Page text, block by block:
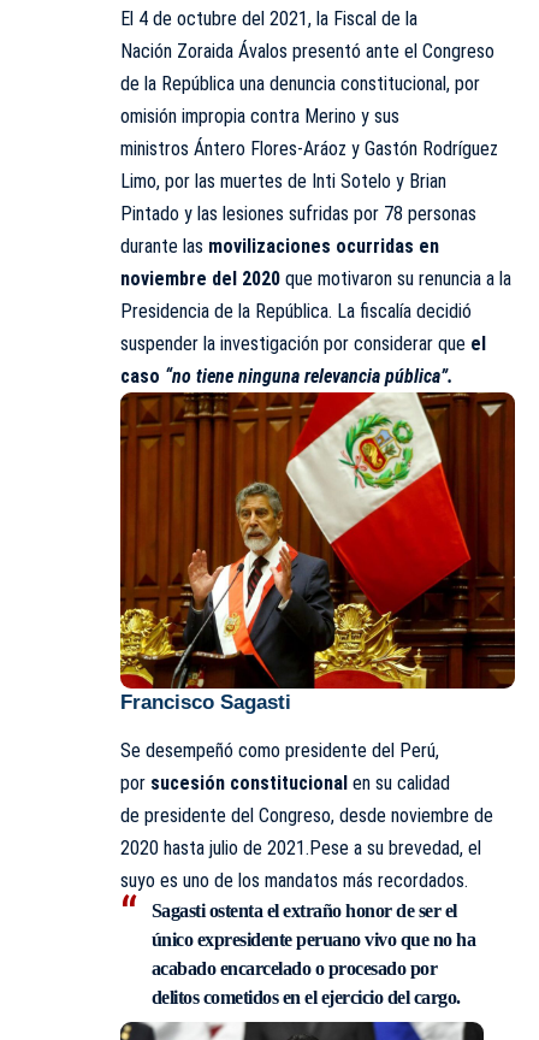
El 4 de octubre del 2021, la Fiscal de la
Nación Zoraida Ávalos presentó ante el Congreso
de la República una denuncia constitucional, por
omisión impropia contra Merino y sus
ministros Ántero Flores-Aráoz y Gastón Rodríguez
Limo, por las muertes de Inti Sotelo y Brian
Pintado y las lesiones sufridas por 78 personas
durante las movilizaciones ocurridas en
noviembre del 2020 que motivaron su renuncia a la
Presidencia de la República. La fiscalía decidió
suspender la investigación por considerar que el
caso “no tiene ninguna relevancia pública”.
Francisco Sagasti
Se desempeñó como presidente del Perú,
por sucesión constitucional en su calidad
de presidente del Congreso, desde noviembre de
2020 hasta julio de 2021.Pese a su brevedad, el
suyo es uno de los mandatos más recordados.
Sagasti ostenta el extraño honor de ser el
único expresidente peruano vivo que no ha
acabado encarcelado o procesado por
delitos cometidos en el ejercicio del cargo.